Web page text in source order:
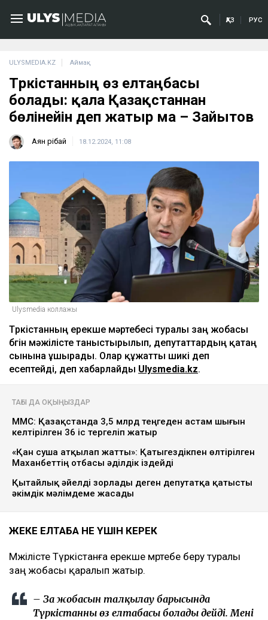
ҚАЗ РУС
ULYSMEDIA.KZ Аймақ
Түркістанның өз елтаңбасы
болады: қала Қазақстаннан
бөлінейін деп жатыр ма – Зайытов
Аян Өрібай 18.12.2024, 11:08
Ulysmedia коллажы
Түркістанның ерекше мәртебесі туралы заң жобасы
бүгін мәжілісте таныстырылып, депутаттардың қатаң
сынына ұшырады. Олар құжатты шикі деп
есептейді, деп хабарлайды Ulysmedia.kz.
ТАҒЫ ДА ОҚЫҢЫЗДАР
МӘМС: Қазақстанда 3,5 млрд теңгеден астам шығын
келтірілген 36 іс тергеліп жатыр
«Қан суша атқылап жатты»: Қатыгездікпен өлтірілген
Маханбеттің отбасы әділдік іздейді
Қытайлық әйелді зорлады деген депутатқа қатысты
әкімдік мәлімдеме жасады
ЖЕКЕ ЕЛТАҢБА НЕ ҮШІН КЕРЕК
Мәжілісте Түркістанға ерекше мәртебе беру туралы
заң жобасы қаралып жатыр.
– Заң жобасын талқылау барысында
Түркістанның өз елтаңбасы болады дейді. Менің